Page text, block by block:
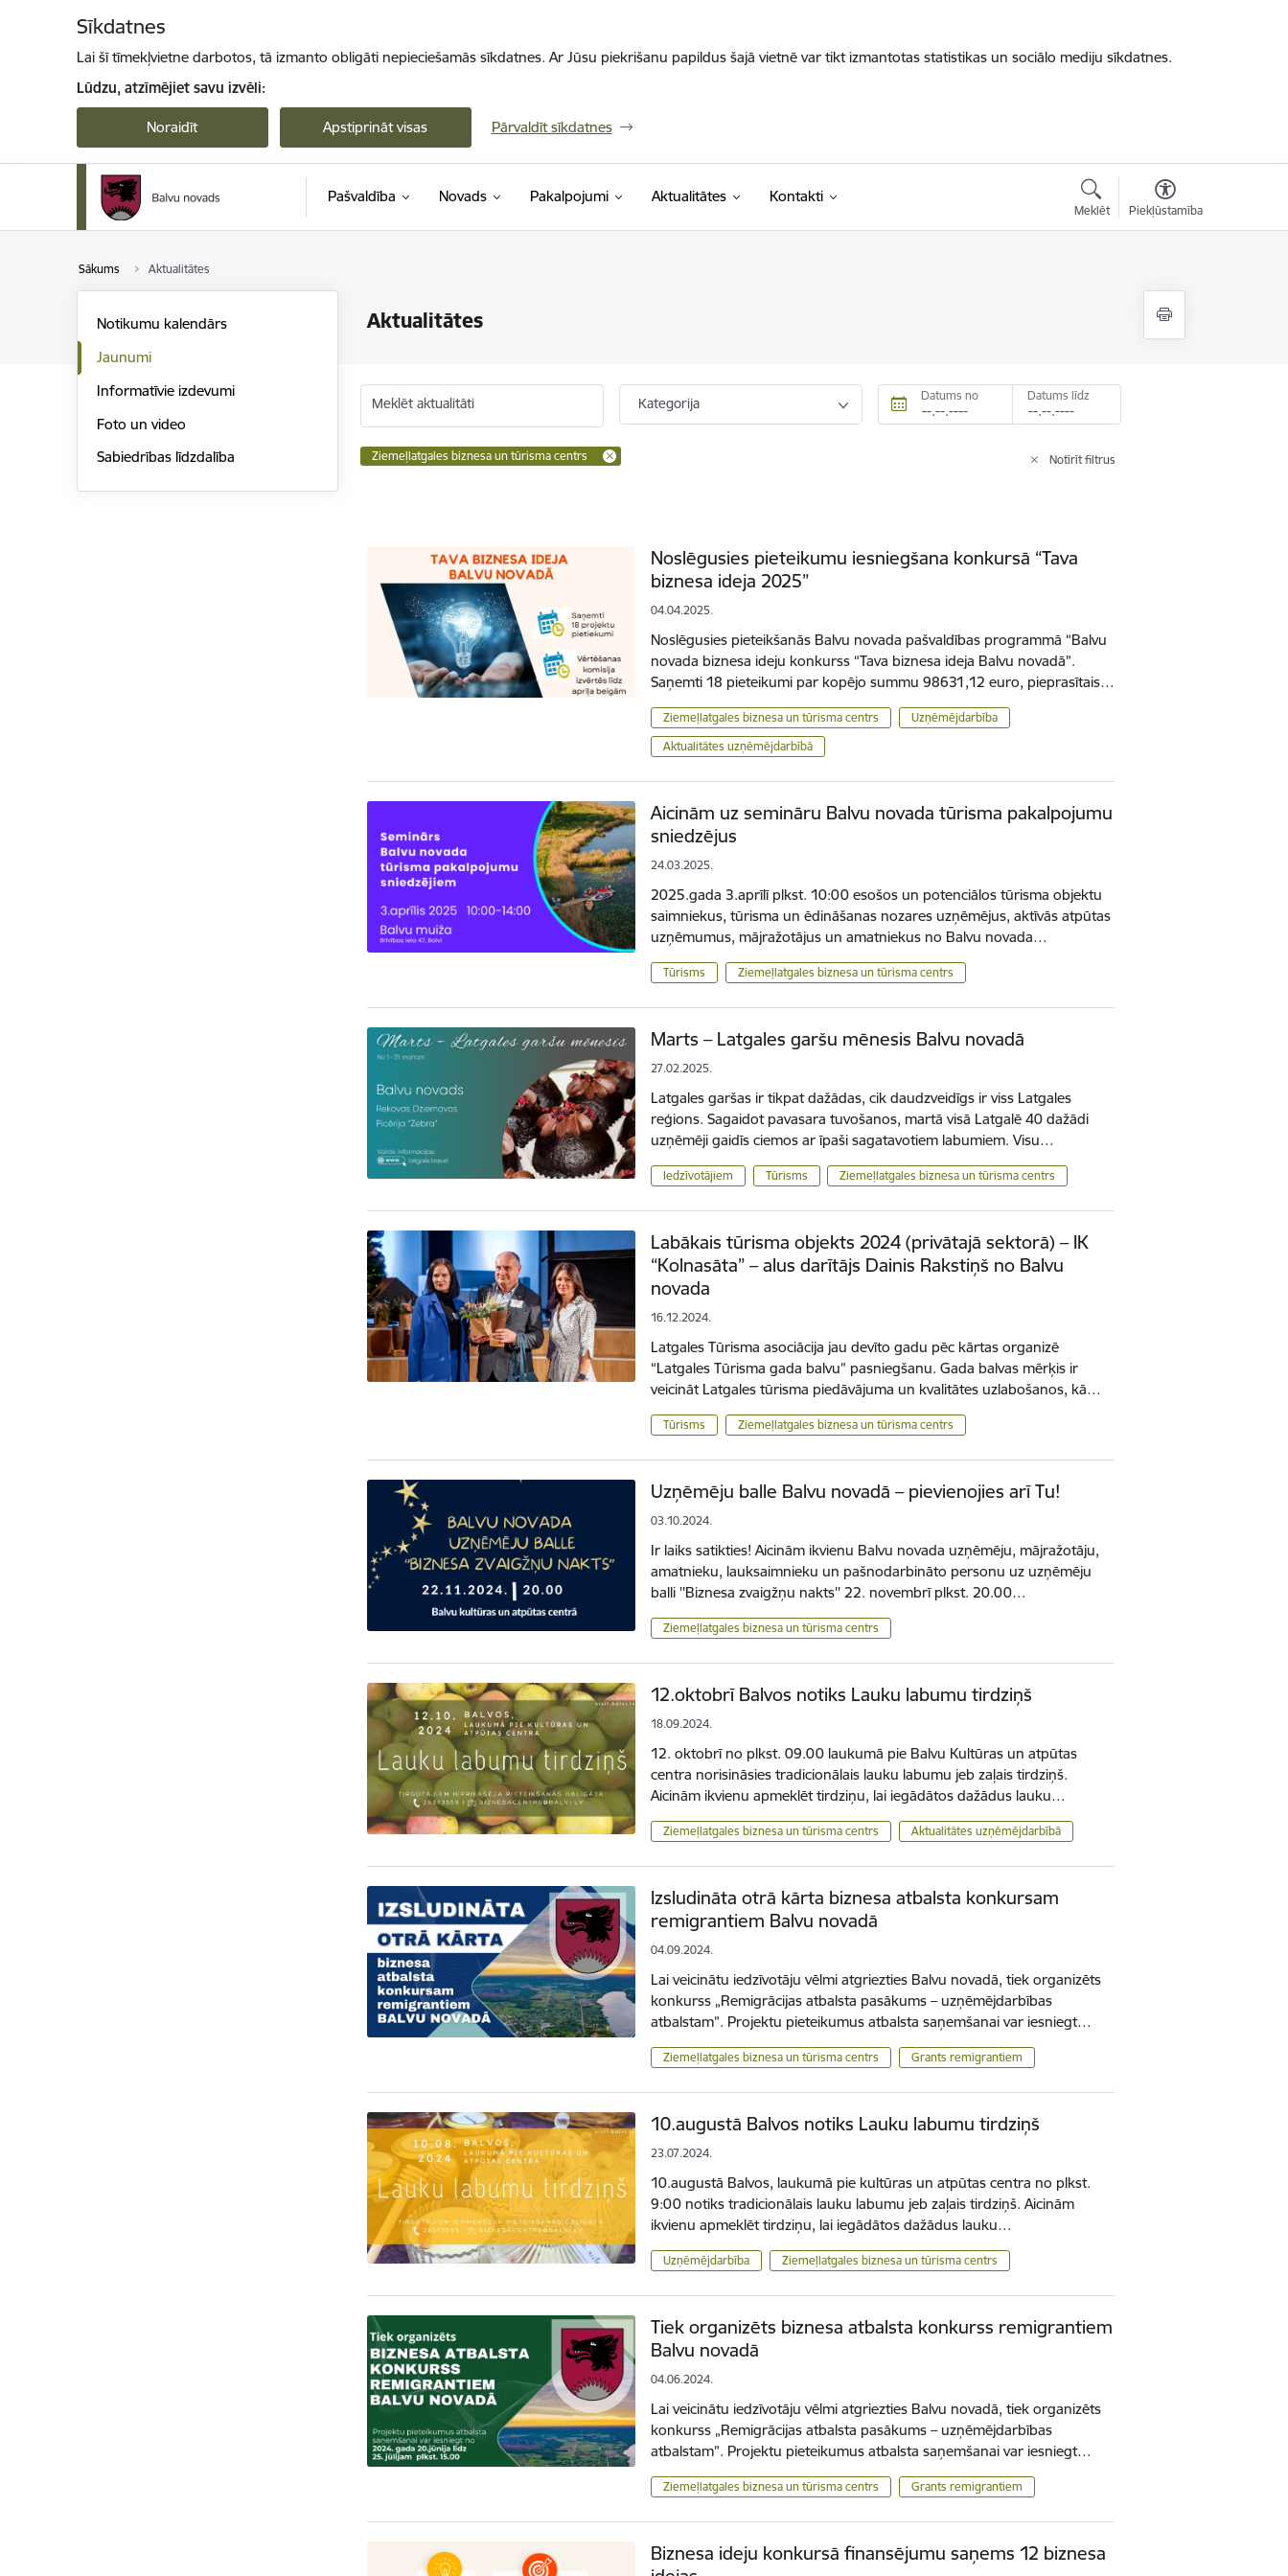
Sīkdatnes
Lai šī tīmekļvietne darbotos, tā izmanto obligāti nepieciešamās sīkdatnes. Ar Jūsu piekrišanu papildus šajā vietnē var tikt izmantotas statistikas un sociālo mediju sīkdatnes.
Lūdzu, atzīmējiet savu izvēli:
Noraidīt Apstiprināt visas Pārvaldīt sīkdatnes
Pašvaldība Novads Pakalpojumi Aktualitātes Kontakti
Meklēt Piekļūstamība
Sākums Aktualitātes
Aktualitātes
Notikumu kalendārs
Jaunumi
Informatīvie izdevumi
Foto un video
Sabiedrības līdzdalība
Meklēt aktualitāti Kategorija Datums no Datums līdz
Ziemeļlatgales biznesa un tūrisma centrs Notīrīt filtrus
Noslēgusies pieteikumu iesniegšana konkursā “Tava
biznesa ideja 2025”
04.04.2025.
Noslēgusies pieteikšanās Balvu novada pašvaldības programmā “Balvu
novada biznesa ideju konkurss “Tava biznesa ideja Balvu novadā”.
Saņemti 18 pieteikumi par kopējo summu 98631,12 euro, pieprasītais…
Ziemeļlatgales biznesa un tūrisma centrs
Uzņēmējdarbība
Aktualitātes uzņēmējdarbībā
Aicinām uz semināru Balvu novada tūrisma pakalpojumu
sniedzējus
24.03.2025.
2025.gada 3.aprīlī plkst. 10:00 esošos un potenciālos tūrisma objektu
saimniekus, tūrisma un ēdināšanas nozares uzņēmējus, aktīvās atpūtas
uzņēmumus, mājražotājus un amatniekus no Balvu novada…
Tūrisms Ziemeļlatgales biznesa un tūrisma centrs
Marts – Latgales garšu mēnesis Balvu novadā
27.02.2025.
Latgales garšas ir tikpat dažādas, cik daudzveidīgs ir viss Latgales
reģions. Sagaidot pavasara tuvošanos, martā visā Latgalē 40 dažādi
uzņēmēji gaidīs ciemos ar īpaši sagatavotiem labumiem. Visu…
Iedzīvotājiem Tūrisms Ziemeļlatgales biznesa un tūrisma centrs
Labākais tūrisma objekts 2024 (privātajā sektorā) – IK
“Kolnasāta” – alus darītājs Dainis Rakstiņš no Balvu
novada
16.12.2024.
Latgales Tūrisma asociācija jau devīto gadu pēc kārtas organizē
“Latgales Tūrisma gada balvu” pasniegšanu. Gada balvas mērķis ir
veicināt Latgales tūrisma piedāvājuma un kvalitātes uzlabošanos, kā…
Tūrisms Ziemeļlatgales biznesa un tūrisma centrs
Uzņēmēju balle Balvu novadā – pievienojies arī Tu!
03.10.2024.
Ir laiks satikties! Aicinām ikvienu Balvu novada uzņēmēju, mājražotāju,
amatnieku, lauksaimnieku un pašnodarbināto personu uz uzņēmēju
balli ''Biznesa zvaigžņu nakts'' 22. novembrī plkst. 20.00…
Ziemeļlatgales biznesa un tūrisma centrs
12.oktobrī Balvos notiks Lauku labumu tirdziņš
18.09.2024.
12. oktobrī no plkst. 09.00 laukumā pie Balvu Kultūras un atpūtas
centra norisināsies tradicionālais lauku labumu jeb zaļais tirdziņš.
Aicinām ikvienu apmeklēt tirdziņu, lai iegādātos dažādus lauku…
Ziemeļlatgales biznesa un tūrisma centrs Aktualitātes uzņēmējdarbībā
Izsludināta otrā kārta biznesa atbalsta konkursam
remigrantiem Balvu novadā
04.09.2024.
Lai veicinātu iedzīvotāju vēlmi atgriezties Balvu novadā, tiek organizēts
konkurss „Remigrācijas atbalsta pasākums – uzņēmējdarbības
atbalstam”. Projektu pieteikumus atbalsta saņemšanai var iesniegt…
Ziemeļlatgales biznesa un tūrisma centrs Grants remigrantiem
10.augustā Balvos notiks Lauku labumu tirdziņš
23.07.2024.
10.augustā Balvos, laukumā pie kultūras un atpūtas centra no plkst.
9:00 notiks tradicionālais lauku labumu jeb zaļais tirdziņš. Aicinām
ikvienu apmeklēt tirdziņu, lai iegādātos dažādus lauku…
Uzņēmējdarbība Ziemeļlatgales biznesa un tūrisma centrs
Tiek organizēts biznesa atbalsta konkurss remigrantiem
Balvu novadā
04.06.2024.
Lai veicinātu iedzīvotāju vēlmi atgriezties Balvu novadā, tiek organizēts
konkurss „Remigrācijas atbalsta pasākums – uzņēmējdarbības
atbalstam”. Projektu pieteikumus atbalsta saņemšanai var iesniegt…
Ziemeļlatgales biznesa un tūrisma centrs Grants remigrantiem
Biznesa ideju konkursā finansējumu saņems 12 biznesa